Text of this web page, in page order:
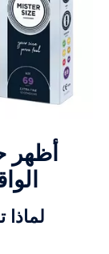
أظهر